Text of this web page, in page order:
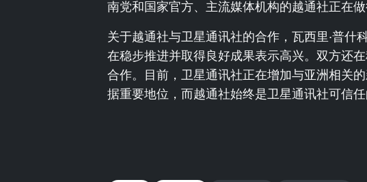
南党和国家官方、主流媒体机构的越通社正在做
关于越通社与卫星通讯社的合作，瓦西里·普什
在稳步推进并取得良好成果表示高兴。双方还
合作。目前，卫星通讯社正在增加与亚洲相关
据重要地位，而越通社始终是卫星通讯社可信任